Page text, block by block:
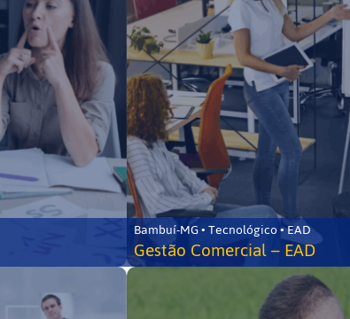
Bambuí-MG • Tecnológico • EAD
Gestão Comercial – EAD